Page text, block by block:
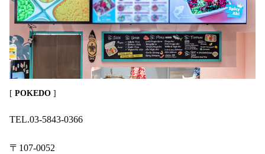
[ POKEDO ]
TEL.03-5843-0366
〒107-0052